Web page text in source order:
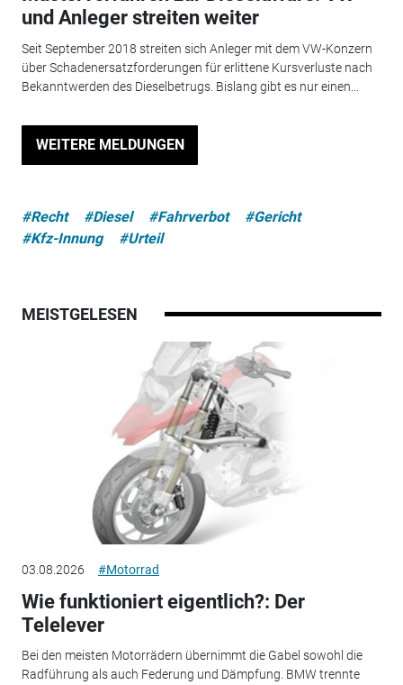
und Anleger streiten weiter
Seit September 2018 streiten sich Anleger mit dem VW-Konzern
über Schadenersatzforderungen für erlittene Kursverluste nach
Bekanntwerden des Dieselbetrugs. Bislang gibt es nur einen...
WEITERE MELDUNGEN
#Recht #Diesel #Fahrverbot
#Gericht
#Kfz-Innung
#Urteil
MEISTGELESEN
03.08.2026 #Motorrad
Wie funktioniert eigentlich?: Der
Telelever
Bei den meisten Motorrädern übernimmt die Gabel sowohl die
Radführung als auch Federung und Dämpfung. BMW trennte